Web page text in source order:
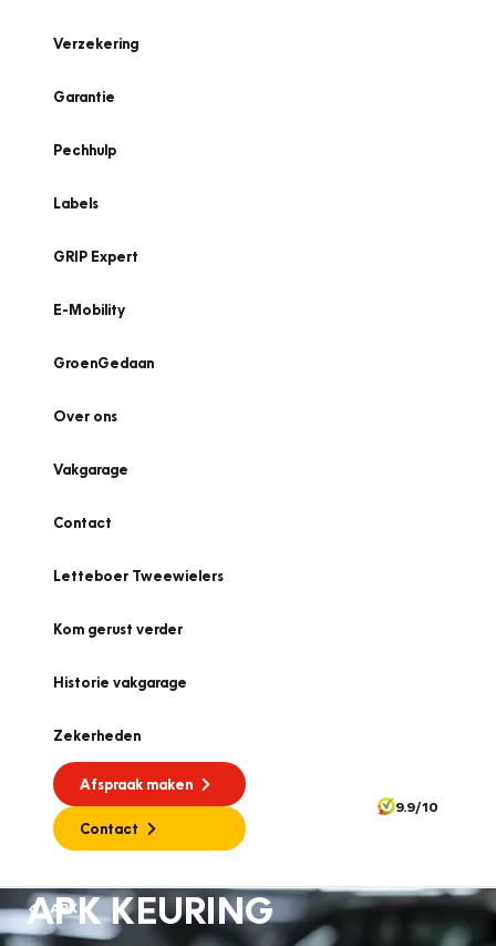
Verzekering
Garantie
Pechhulp
Labels
GRIP Expert
E-Mobility
GroenGedaan
Over ons
Vakgarage
Contact
Letteboer Tweewielers
Kom gerust verder
Historie vakgarage
Zekerheden
Afspraak maken
Contact
9.9/10
APK
APK KEURING